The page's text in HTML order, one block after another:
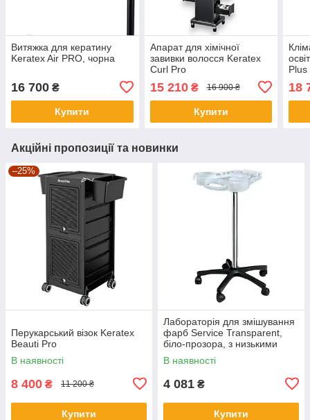
Витяжка для кератину
Keratex Air PRO, чорна
16 700 ₴
Купити
Апарат для хімічної
завивки волосся Keratex
Curl Pro
15 210₴ 16 900 ₴
Купити
Plus
18
Акційні пропозиції та новинки
–25%
Перукарський візок Keratex
Beauti Pro
В наявності
8 400 ₴ 11 200 ₴
Купити
Лабораторія для змішування
фарб Service Transparent,
біло-прозора, з низькими
колесами
В наявності
4 081 ₴
Купити